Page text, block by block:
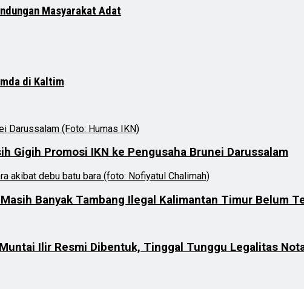
Masyarakat Adat
di Kaltim
Gigih Promosi IKN ke Pengusaha Brunei Darussalam
Banyak Tambang Ilegal Kalimantan Timur Belum
Ilir Resmi Dibentuk, Tinggal Tunggu Legalitas